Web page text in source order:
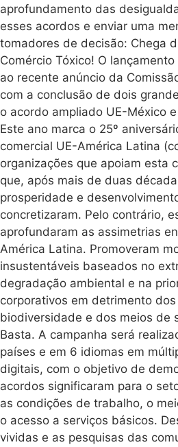
aprofundamento das
esses acordos e enviar uma
tomadores de decisão: Chega
Comércio Tóxico! O
ao recente anúncio da
com a conclusão de dois
o acordo ampliado UE-México
Este ano marca o 25º
comercial UE-América Latina
organizações que apoiam esta
que, após mais de duas
prosperidade e
concretizaram. Pelo contrário,
aprofundaram as assimetrias
América Latina. Promoveram
insustentáveis baseados no
degradação ambiental e na
corporativos em detrimento
biodiversidade e dos meios de
Basta. A campanha será
países e em 6 idiomas em
digitais, com o objetivo de
acordos significaram para o
as condições de trabalho, o
o acesso a serviços básicos.
vividas e as pesquisas das